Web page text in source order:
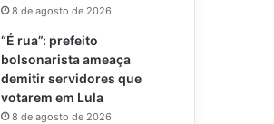
8 de agosto de 2026
“É rua”: prefeito
bolsonarista ameaça
demitir servidores que
votarem em Lula
8 de agosto de 2026